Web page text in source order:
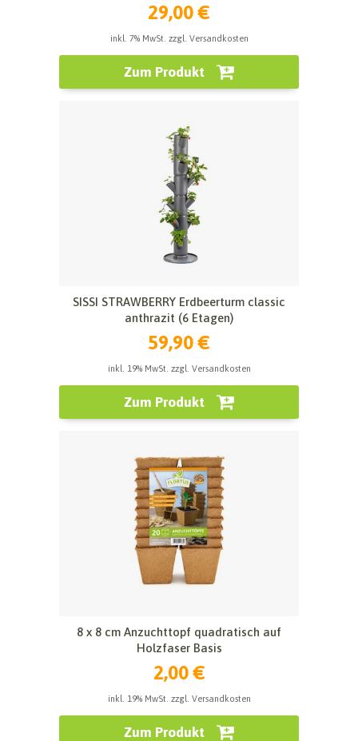
29,00 €
inkl. 7% MwSt. zzgl. Versandkosten
Zum Produkt
SISSI STRAWBERRY Erdbeerturm classic
anthrazit (6 Etagen)
59,90 €
inkl. 19% MwSt. zzgl. Versandkosten
Zum Produkt
8 x 8 cm Anzuchttopf quadratisch auf
Holzfaser Basis
2,00 €
inkl. 19% MwSt. zzgl. Versandkosten
Zum Produkt